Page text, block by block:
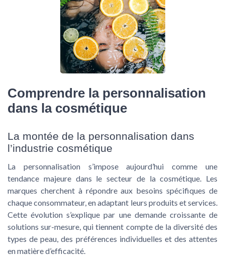
Comprendre la personnalisation
dans la cosmétique
La montée de la personnalisation dans
l’industrie cosmétique
La personnalisation s’impose aujourd’hui comme une
tendance majeure dans le secteur de la cosmétique. Les
marques cherchent à répondre aux besoins spécifiques de
chaque consommateur, en adaptant leurs produits et services.
Cette évolution s’explique par une demande croissante de
solutions sur-mesure, qui tiennent compte de la diversité des
types de peau, des préférences individuelles et des attentes
en matière d’efficacité.